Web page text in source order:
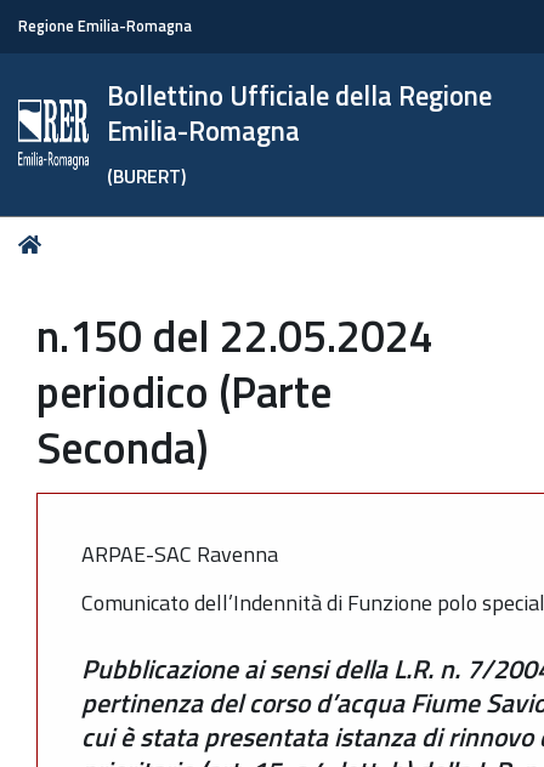
Regione Emilia-Romagna
Bollettino Ufficiale della Regione
Emilia-Romagna
(BURERT)
Tu
n.150 del 22.05.2024
periodico (Parte
Seconda)
ARPAE-SAC Ravenna
Comunicato dell’Indennità di Funzione polo
Pubblicazione ai sensi della L.R. n. 7/
pertinenza del corso d’acqua Fiume
cui è stata presentata istanza di rinnovo